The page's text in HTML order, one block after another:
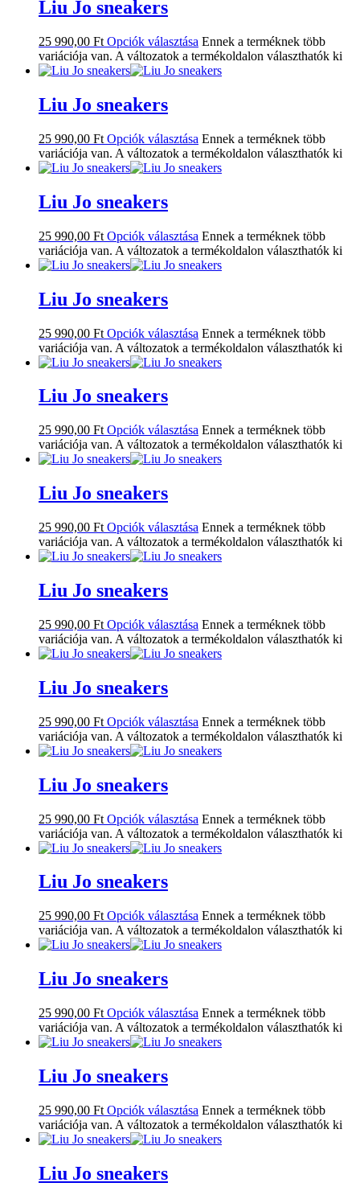
Liu Jo sneakers
25 990,00 Ft Opciók választása Ennek a terméknek több
variációja van. A változatok a termékoldalon választhatók ki
Liu Jo sneakers
25 990,00 Ft Opciók választása Ennek a terméknek több
variációja van. A változatok a termékoldalon választhatók ki
Liu Jo sneakers
25 990,00 Ft Opciók választása Ennek a terméknek több
variációja van. A változatok a termékoldalon választhatók ki
Liu Jo sneakers
25 990,00 Ft Opciók választása Ennek a terméknek több
variációja van. A változatok a termékoldalon választhatók ki
Liu Jo sneakers
25 990,00 Ft Opciók választása Ennek a terméknek több
variációja van. A változatok a termékoldalon választhatók ki
Liu Jo sneakers
25 990,00 Ft Opciók választása Ennek a terméknek több
variációja van. A változatok a termékoldalon választhatók ki
Liu Jo sneakers
25 990,00 Ft Opciók választása Ennek a terméknek több
variációja van. A változatok a termékoldalon választhatók ki
Liu Jo sneakers
25 990,00 Ft Opciók választása Ennek a terméknek több
variációja van. A változatok a termékoldalon választhatók ki
Liu Jo sneakers
25 990,00 Ft Opciók választása Ennek a terméknek több
variációja van. A változatok a termékoldalon választhatók ki
Liu Jo sneakers
25 990,00 Ft Opciók választása Ennek a terméknek több
variációja van. A változatok a termékoldalon választhatók ki
Liu Jo sneakers
25 990,00 Ft Opciók választása Ennek a terméknek több
variációja van. A változatok a termékoldalon választhatók ki
Liu Jo sneakers
25 990,00 Ft Opciók választása Ennek a terméknek több
variációja van. A változatok a termékoldalon választhatók ki
Liu Jo sneakers